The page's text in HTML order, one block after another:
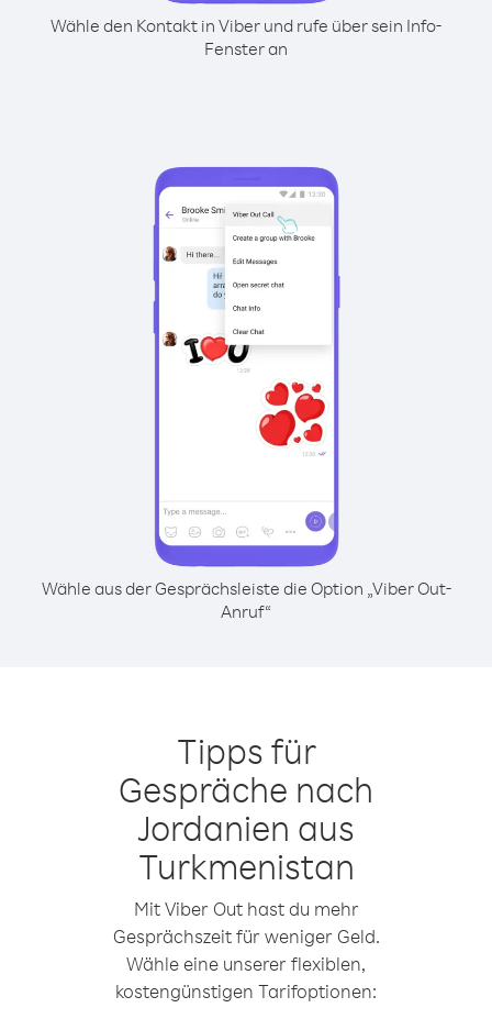
Wähle den Kontakt in Viber und rufe über sein Info-
Fenster an
Wähle aus der Gesprächsleiste die Option „Viber Out-
Anruf“
Tipps für
Gespräche nach
Jordanien aus
Turkmenistan
Mit Viber Out hast du mehr
Gesprächszeit für weniger Geld.
Wähle eine unserer flexiblen,
kostengünstigen Tarifoptionen: